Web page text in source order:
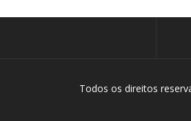
Todos os direitos